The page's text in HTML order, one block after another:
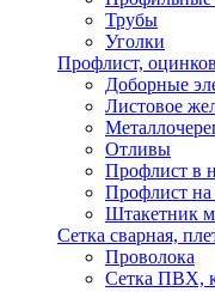
Трубы
Уголки
Профлист,
Доборные
Листовое
Отливы
Профлист в
Профлист на
Штакетник
Сетка сварная,
Проволока
Сетка ПВХ,